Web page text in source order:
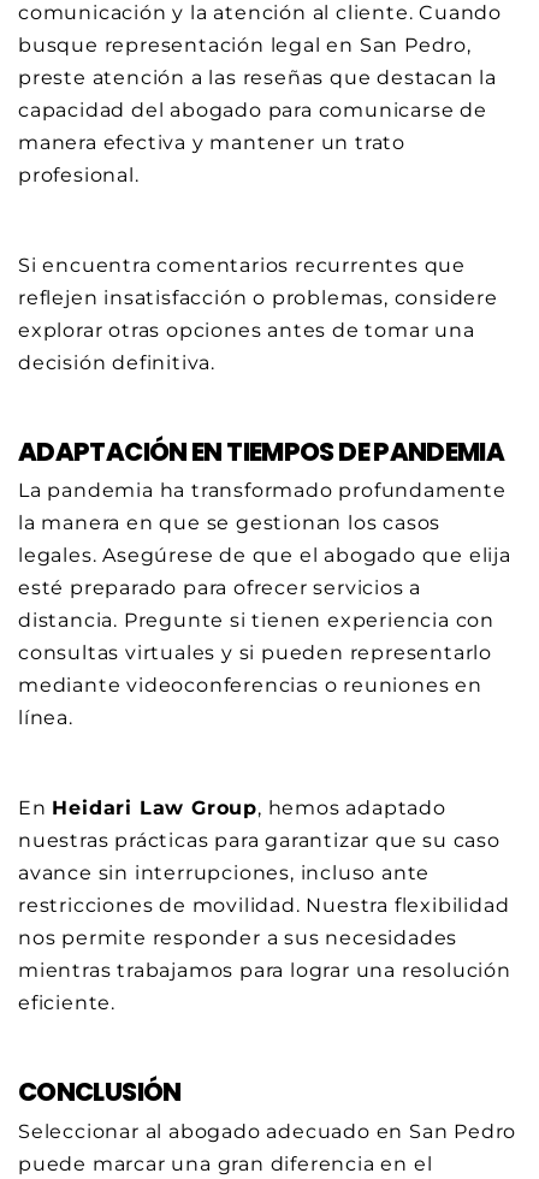
comunicación y la atención al cliente. Cuando
busque representación legal en San Pedro,
preste atención a las reseñas que destacan la
capacidad del abogado para comunicarse de
manera efectiva y mantener un trato
profesional.
Si encuentra comentarios recurrentes que
reflejen insatisfacción o problemas, considere
explorar otras opciones antes de tomar una
decisión definitiva.
ADAPTACIÓN EN TIEMPOS DE PANDEMIA
La pandemia ha transformado profundamente
la manera en que se gestionan los casos
legales. Asegúrese de que el abogado que elija
esté preparado para ofrecer servicios a
distancia. Pregunte si tienen experiencia con
consultas virtuales y si pueden representarlo
mediante videoconferencias o reuniones en
línea.
En Heidari Law Group, hemos adaptado
nuestras prácticas para garantizar que su caso
avance sin interrupciones, incluso ante
restricciones de movilidad. Nuestra flexibilidad
nos permite responder a sus necesidades
mientras trabajamos para lograr una resolución
eficiente.
CONCLUSIÓN
Seleccionar al abogado adecuado en San Pedro
puede marcar una gran diferencia en el